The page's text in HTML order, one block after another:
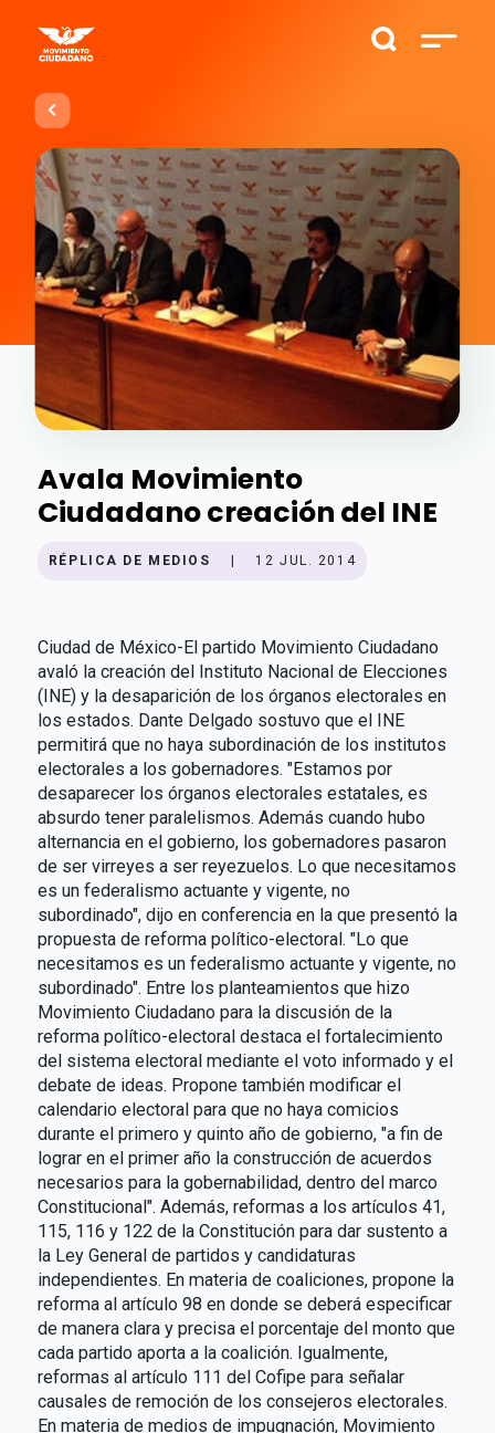
Avala Movimiento
Ciudadano creación del INE
RÉPLICA DE MEDIOS 12 JUL. 2014
Ciudad de México-El partido Movimiento Ciudadano
avaló la creación del Instituto Nacional de Elecciones
(INE) y la desaparición de los órganos electorales en
los estados. Dante Delgado sostuvo que el INE
permitirá que no haya subordinación de los institutos
electorales a los gobernadores. "Estamos por
desaparecer los órganos electorales estatales, es
absurdo tener paralelismos. Además cuando hubo
alternancia en el gobierno, los gobernadores pasaron
de ser virreyes a ser reyezuelos. Lo que necesitamos
es un federalismo actuante y vigente, no
subordinado", dijo en conferencia en la que presentó la
propuesta de reforma político-electoral. "Lo que
necesitamos es un federalismo actuante y vigente, no
subordinado". Entre los planteamientos que hizo
Movimiento Ciudadano para la discusión de la
reforma político-electoral destaca el fortalecimiento
del sistema electoral mediante el voto informado y el
debate de ideas. Propone también modificar el
calendario electoral para que no haya comicios
durante el primero y quinto año de gobierno, "a fin de
lograr en el primer año la construcción de acuerdos
necesarios para la gobernabilidad, dentro del marco
Constitucional". Además, reformas a los artículos 41,
115, 116 y 122 de la Constitución para dar sustento a
la Ley General de partidos y candidaturas
independientes. En materia de coaliciones, propone la
reforma al artículo 98 en donde se deberá especificar
de manera clara y precisa el porcentaje del monto que
cada partido aporta a la coalición. Igualmente,
reformas al artículo 111 del Cofipe para señalar
causales de remoción de los consejeros electorales.
En materia de medios de impugnación, Movimiento